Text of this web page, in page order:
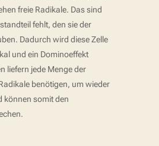
freie Radikale. Das sind
fehlt, den sie der
Dadurch wird diese Zelle
und ein Dominoeffekt
liefern jede Menge der
benötigen, um wieder
können somit den